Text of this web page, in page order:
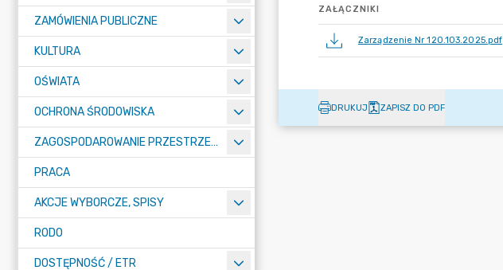
ZAMÓWIENIA PUBLICZNE
KULTURA
OŚWIATA
OCHRONA ŚRODOWISKA
ZAGOSPODAROWANIE PRZESTRZENNE
PRACA
AKCJE WYBORCZE, SPISY
RODO
DOSTĘPNOŚĆ / ETR
ZAŁĄCZNIKI
Zarządzenie Nr 120.103.2025.pdf
DRUKUJ ZAPISZ DO PDF